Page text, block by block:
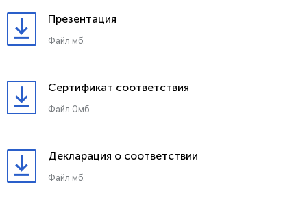
Презентация
Файл мб.
Сертификат соответствия
Файл 0мб.
Декларация о соответствии
Файл мб.